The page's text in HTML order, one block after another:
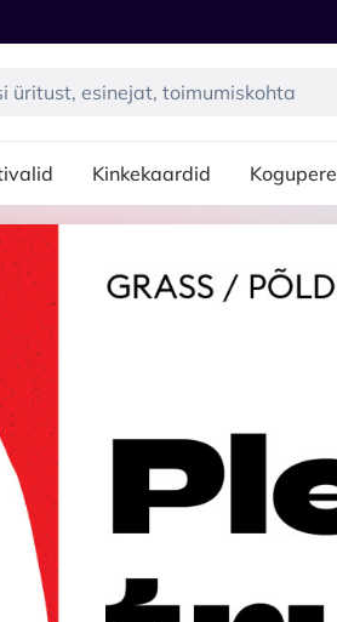
Kinkekaardid Kogupere